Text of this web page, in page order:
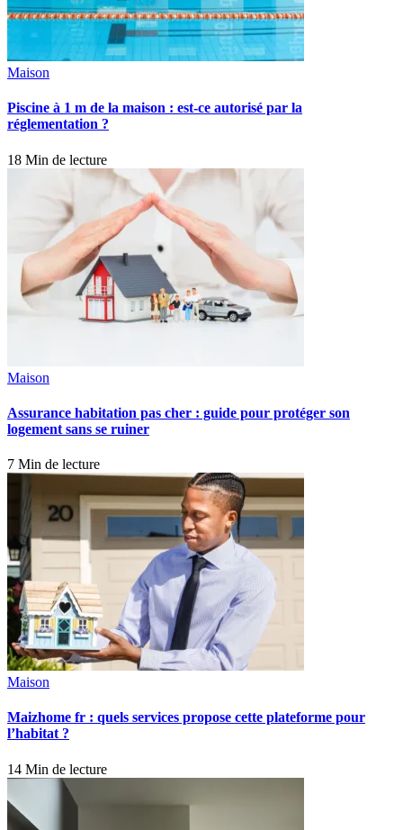
Maison
Piscine à 1 m de la maison : est-ce autorisé par la
réglementation ?
18 Min de lecture
Maison
Assurance habitation pas cher : guide pour protéger son
logement sans se ruiner
7 Min de lecture
Maison
Maizhome fr : quels services propose cette plateforme pour
l’habitat ?
14 Min de lecture